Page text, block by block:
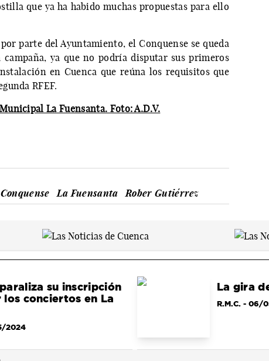
que ya ha habido muchas propuestas para ello
parte del Ayuntamiento, el Conquense se queda
ya que no podría disputar sus primeros
en Cuenca que reúna los requisitos que
RFEF.
La Fuensanta. Foto: A.D.V.
La Fuensanta Rober Gutiérrez
su inscripción
los conciertos en La
2024
La gira
R.M.C.- 06/